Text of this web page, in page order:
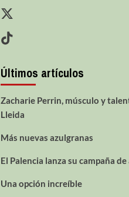
Últimos artículos
Zacharie Perrin, músculo y
Lleida
Más nuevas azulgranas
El Palencia lanza su campaña
Una opción increíble